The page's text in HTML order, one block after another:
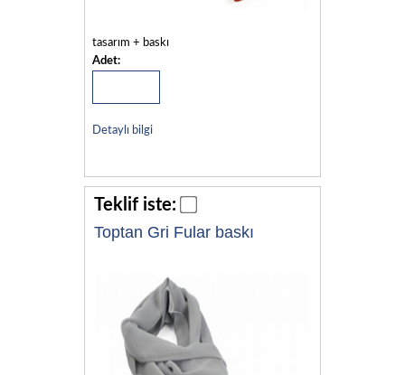
tasarım + baskı
Adet:
Detaylı bilgi
Teklif iste:
Toptan Gri Fular baskı